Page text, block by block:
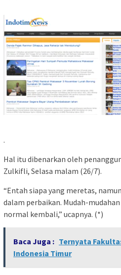
.
Hal itu dibenarkan oleh
Zulkifli, Selasa malam (26/7).
“Entah siapa yang meretas,
dalam perbaikan. Mudah-
normal kembali,” ucapnya. (*)
Baca Juga : Ternyata
Indonesia Timur